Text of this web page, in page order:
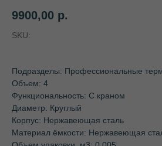
9900,00 р.
SKU:
Подразделы: Профессиональные
Объем: 4
Функциональность: С краном
Диаметр: Круглый
Корпус: Нержавеющая сталь
Материал ёмкости: Нержавеющая